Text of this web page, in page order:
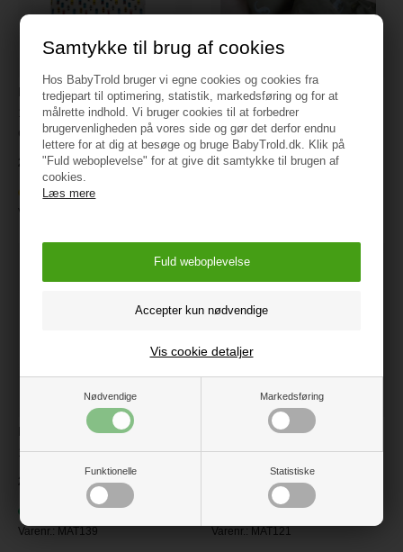
Samtykke til brug af cookies
Hos BabyTrold bruger vi egne cookies og cookies fra
tredjepart til optimering, statistik, markedsføring og for at
målrette indhold. Vi bruger cookies til at forbedrer
brugervenligheden på vores side og gør det derfor endnu
lettere for at dig at besøge og bruge BabyTrold.dk. Klik på
"Fuld weboplevelse" for at give dit samtykke til brugen af
cookies.
Læs mere
Nødvendige Markedsføring
Funktionelle Statistiske
Vis cookie detaljer
By Mats Junior Sengetøj
100x140, 40x45 cm Racing
Cars
249 kr.
Ikke på lager
Varenr.:
By Mats Junior Sengetøj
100x140, Dino Names
249 kr.
Ikke på lager
By Mats Junior Sengetøj
100x140, Green Village
249 kr.
Varenr.: MAT139
By Mats Junior Sengetøj
100x140, Space Universe
Varenr.: MAT121